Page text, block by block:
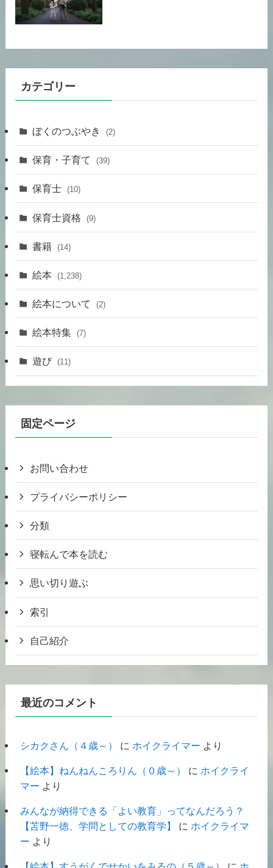
カテゴリー
ぼくのつぶやき (2)
保育・子育て (39)
保育士 (10)
保育士資格 (9)
書籍 (14)
絵本 (1,238)
絵本について (2)
絵本特集 (7)
遊び (11)
固定ページ
お問い合わせ
プライバシーポリシー
分類
寝転んで本を読む
思い切り遊ぶ
索引
自己紹介
最近のコメント
シカクさん（４歳～） に ホイクライマー より
【絵本】ねんねんころりん（０歳～） に ホイクライ
マー より
みんなが納得できる「よい教育」ってなんだろう？
【苫野一徳、学問としての教育学】
に ホイクライマ
ー より